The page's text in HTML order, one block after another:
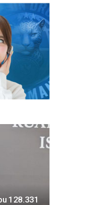
128.331